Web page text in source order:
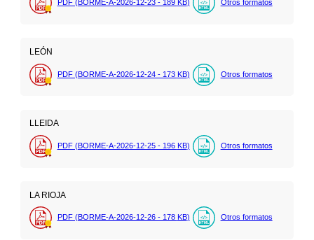
PDF (BORME-A-2026-12-23 - 189 KB) Otros formatos
LEÓN
PDF (BORME-A-2026-12-24 - 173 KB) Otros formatos
LLEIDA
PDF (BORME-A-2026-12-25 - 196 KB) Otros formatos
LA RIOJA
PDF (BORME-A-2026-12-26 - 178 KB) Otros formatos